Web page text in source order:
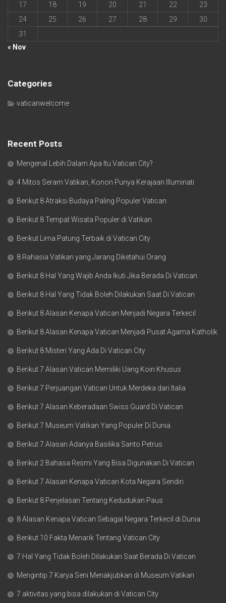
17
18 19 20 21 22
23
24
25 26 27 28 29
30
31
« Nov
Categories
vaticanwelcome
Recent Posts
Mengenal Lebih Dalam Apa Itu Vatican City?
4 Mitos Seram Vatikan, Konon Punya Kerajaan Illuminati
Berikut 8 Atraksi Budaya Paling Populer Vatican
Berikut 8 Tempat Wisata Populer di Vatikan
Berikut Lima Patung Terbaik di Vatican City
8 Rahasia Vatikan yang Jarang Diketahui Orang
Berikut 8 Hal Yang Wajib Anda Ikuti Jika Berada Di Vatican
Berikut 8 Hal Yang Tidak Boleh Dilakukan Saat Di Vatican
Berikut 8 Alasan Kenapa Vatican Menjadi Negara Terkecil
Berikut 8 Alasan Kenapa Vatican Menjadi Pusat Agama Katholik
Berikut 8 Misteri Yang Ada Di Vatican City
Berikut 7 Alasan Vatican Memiliki Uang Koin Khusus
Berikut 7 Perjuangan Vatican Untuk Merdeka dari Italia
Berikut 7 Alasan Keberadaan Swiss Guard Di Vatican
Berikut 7 Museum Vatikan Yang Populer Di Dunia
Berikut 7 Alasan Adanya Basilika Santo Petrus
Berikut 2 Bahasa Resmi Yang Bisa Digunakan Di Vatican
Berikut 7 Alasan Kenapa Vatican Kota Negara Sendiri
Berikut 8 Penjelasan Tentang Kedudukan Paus
8 Alasan Kenapa Vatican Sebagai Negara Terkecil di Dunia
Berikut 10 Fakta Menarik Tentang Vatican City
7 Hal Yang Tidak Boleh Dilakukan Saat Berada Di Vatican
Mengintip 7 Karya Seni Menakjubkan di Museum Vatikan
7 aktivitas yang bisa dilakukan di Vatican City